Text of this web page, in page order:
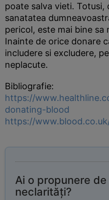
poate salva vieti. Totusi,
sanatatea
pericol, este mai bine
Inainte de orice donare
includere si excludere,
neplacute.
Bibliografie:
https://
donating-blood
https://
Ai o propunere
neclarități?